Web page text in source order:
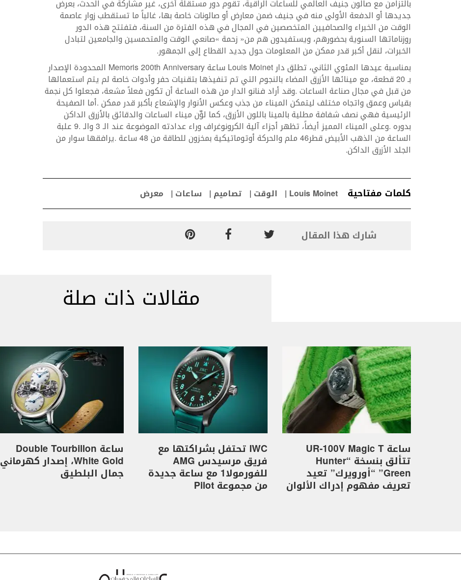
‬الخبرات،‭ ‬لنقل‭ ‬أكبر‭ ‬قدر‭ ‬ممكن‭ ‬من‭ ‬المعلومات‭ ‬حول‭ ‬جديد‭ ‬القطاع‭ ‬إلى‭ ‬الجمهور‭.‬
بمناسبة‭ ‬عيدها‭ ‬المئوي‭ ‬الثاني،‭ ‬تطلق‭ ‬دار‭ ‬
Louis Moinet
Memoris 200th Anniversary
‬الجلد‭ ‬الأزرق‭ ‬الداكن‭.
كلمات مفتاحية Louis Moinet الوقت تصاميم ساعات معرض
شارك هذا المقال
مقالات ذات صلة
ساعة UR-100V Magic T
تتألق بنسخة “Hunter
Green” “أورويرك” تعيد
تعريف مفهوم إدراك الألوان
IWC تحتفل بشراكتها مع
فريق مرسيدس AMG
للفورمولا1 مع ساعة جديدة
من مجموعة Pilot
ساعة Double Tourbillon
White Gold، إصدار كهرماني
جمال البلطيق